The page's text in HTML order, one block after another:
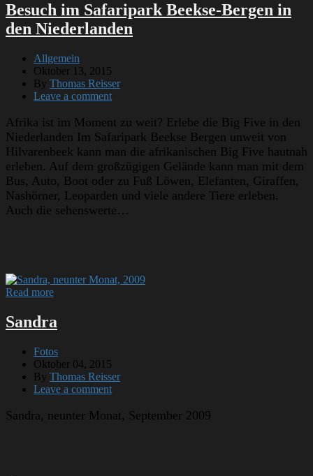
Besuch im Safaripark Beekse-Bergen in
den Niederlanden
Allgemein
Oktober 13, 2015
By Thomas Reisser
Leave a comment
Afrika ist im Moment zu weit? Erlebe die Big Five in den
Niederlanden Im Safaripark Beekse Bergen unweit von
Hilvarenbeek kann man die afrikanischen Big Five hautnah
erleben. Auf dem großzügigen Gelände kann man mit dem
Bus, Auto, Boot oder zu Fuß Löwen, Elefanten, Giraffen,
Nashörner, Leoparden und viele andere Tiere erleben.
Auch die sehenswerte…
Read more
Sandra
Fotos
Oktober 04, 2015
By Thomas Reisser
Leave a comment
Sandra, neunter Monat, September 2009